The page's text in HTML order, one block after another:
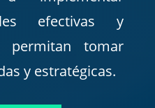
efectivas y
permitan tomar
y estratégicas.